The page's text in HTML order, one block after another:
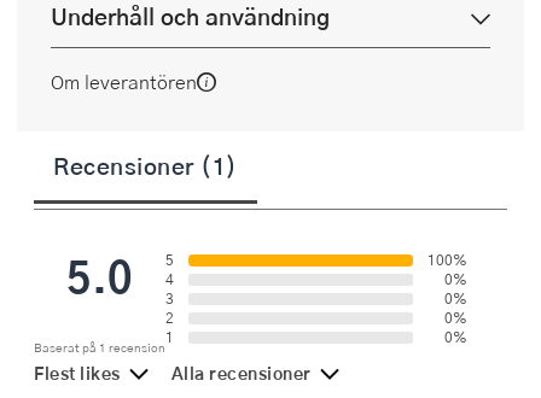
Underhåll och användning
Om leverantören
Recensioner (1)
5.0
Baserat på 1 recension
5
100%
4
0%
3
0%
2
0%
1
0%
Flest likes Alla recensioner